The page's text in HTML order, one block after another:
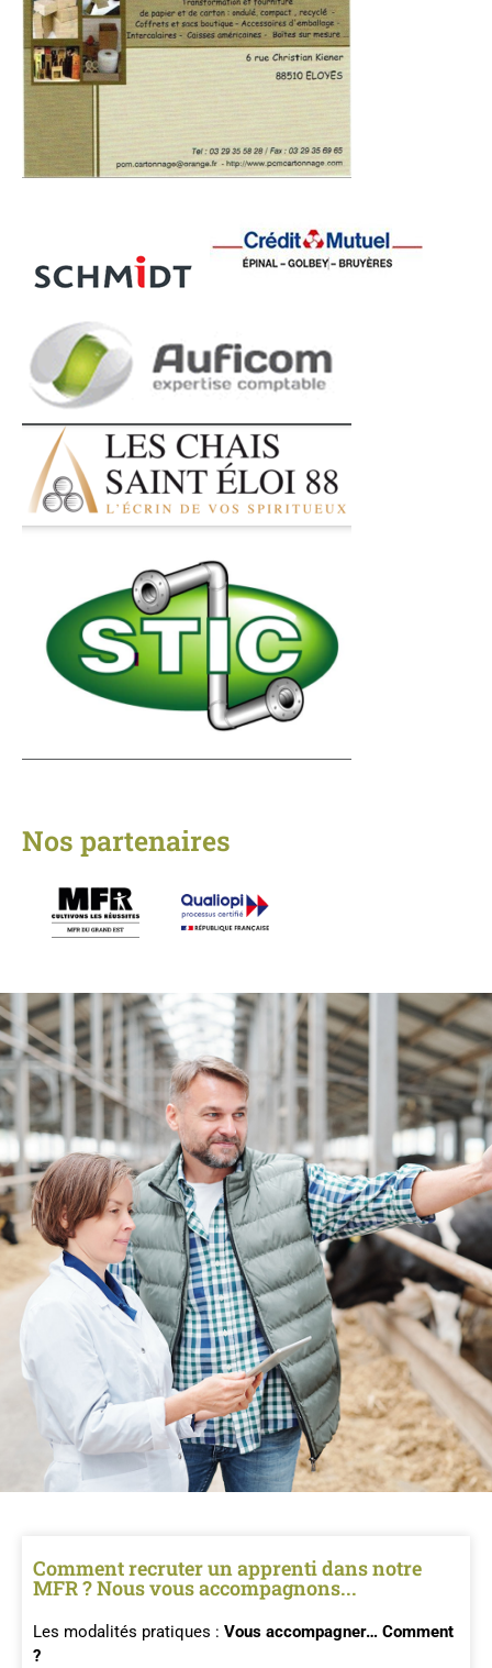
Nos partenaires
Comment recruter un apprenti dans notre
MFR ? Nous vous accompagnons...
Les modalités pratiques : Vous accompagner… Comment
?